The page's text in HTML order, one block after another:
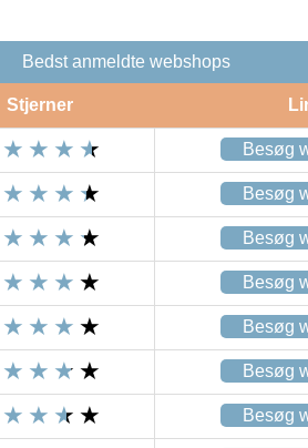
Bedst anmeldte webshops
Stjerner
Besøg
Besøg
Besøg
Besøg
Besøg
Besøg
Besøg